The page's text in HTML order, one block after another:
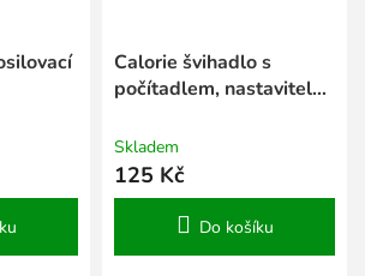
Calorie švihadlo s
počítadlem, nastavitelná
Skladem
125 Kč
Do košíku